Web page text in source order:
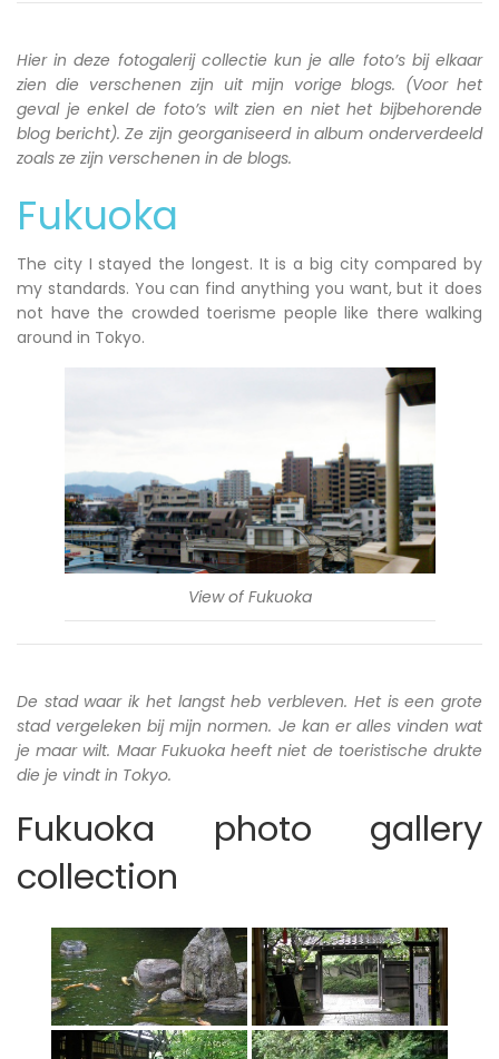
Hier in deze fotogalerij collectie kun je alle foto’s bij elkaar
zien die verschenen zijn uit mijn vorige blogs. (Voor het
geval je enkel de foto’s wilt zien en niet het bijbehorende
blog bericht). Ze zijn georganiseerd in album onderverdeeld
zoals ze zijn verschenen in de blogs.
Fukuoka
The city I stayed the longest. It is a big city compared by
my standards. You can find anything you want, but it does
not have the crowded toerisme people like there walking
around in Tokyo.
View of Fukuoka
De stad waar ik het langst heb verbleven. Het is een grote
stad vergeleken bij mijn normen. Je kan er alles vinden wat
je maar wilt. Maar Fukuoka heeft niet de toeristische drukte
die je vindt in Tokyo.
Fukuoka photo gallery
collection